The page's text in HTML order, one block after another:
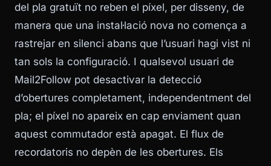
del pla gratuït no reben el píxel, per disseny, de
manera que una instal·lació nova no comença a
rastrejar en silenci abans que l’usuari hagi vist ni
tan sols la configuració. I qualsevol usuari de
Mail2Follow pot desactivar la detecció
d’obertures completament, independentment del
pla; el píxel no apareix en cap enviament quan
aquest commutador està apagat. El flux de
recordatoris no depèn de les obertures. Els